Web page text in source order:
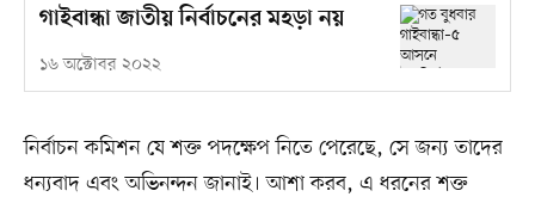
গাইবান্ধা জাতীয় নির্বাচনের মহড়া নয়
১৬ অক্টোবর ২০২২
নির্বাচন কমিশন যে শক্ত পদক্ষেপ নিতে পেরেছে, সে জন্য তাদের
ধন্যবাদ এবং অভিনন্দন জানাই। আশা করব, এ ধরনের শক্ত